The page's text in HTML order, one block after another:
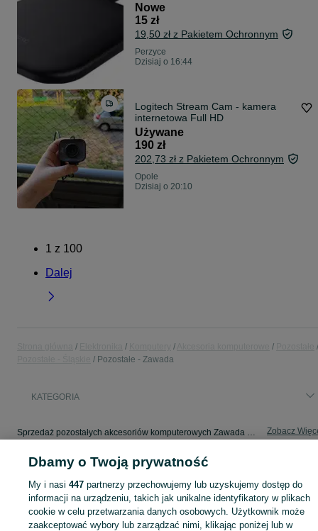
Nowe
15 zł
19,50 zł z Pakietem Ochronnym
Perzyce
Dzisiaj o 16:44
Logitech Stream Cam - kamera
internetowa Full HD
Używane
190 zł
202,73 zł z Pakietem Ochronnym
Opole
Dzisiaj o 20:10
1 z 100
Dalej
Pozostałe - Zawada
KATEGORIA
Sprzedaż pozostałych akcesoriów komputerowych Zawada ▶️ różne typy w okazyjnych cenach ✅ Nowe i używane ✌ Porównaj ceny i wybierz ofertę na OLX.pl! Zobacz
Mapa kategorii
Mapa miejscowości
Mapa ministron
Popularne wyszukiwania
Dbamy o Twoją prywatność
My i nasi447 partnerzy przechowujemy lub uzyskujemy dostęp do
informacji na urządzeniu, takich jak unikalne identyfikatory w plikach
cookie w celu przetwarzania danych osobowych. Użytkownik może
zaakceptować wybory lub zarządzać nimi, klikając poniżej lub w